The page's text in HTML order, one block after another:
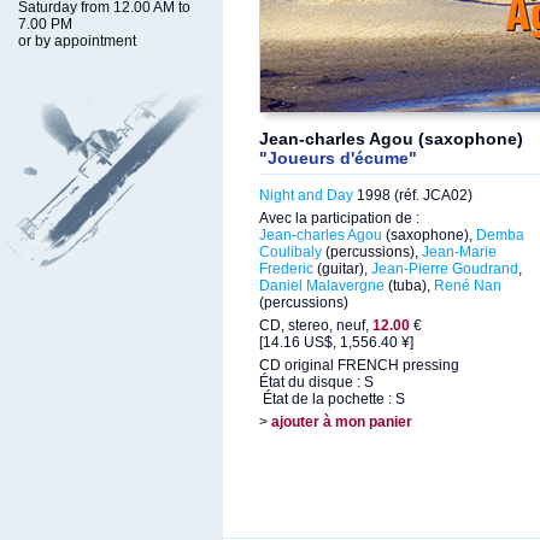
Saturday from 12.00 AM to
7.00 PM
or by appointment
Jean-charles Agou (saxophone)
"Joueurs d'écume"
Night and Day 1998 (réf. JCA02)
Avec la participation de :
Jean-charles Agou (saxophone), Demba
Coulibaly (percussions), Jean-Marie
Frederic (guitar), Jean-Pierre Goudrand ,
Daniel Malavergne (tuba), René Nan
(percussions)
CD, stereo, neuf, 12.00 €
[14.16 US$, 1,556.40 ¥]
CD original FRENCH pressing
État du disque : S
État de la pochette : S
> ajouter à mon panier